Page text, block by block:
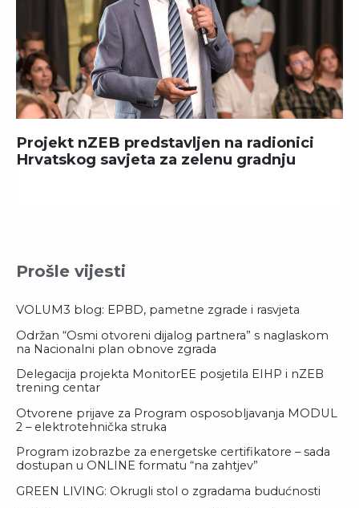
Projekt nZEB predstavljen na radionici
Hrvatskog savjeta za zelenu gradnju
Prošle vijesti
VOLUM3 blog: EPBD, pametne zgrade i rasvjeta
Održan “Osmi otvoreni dijalog partnera” s naglaskom
na Nacionalni plan obnove zgrada
Delegacija projekta MonitorEE posjetila EIHP i nZEB
trening centar
Otvorene prijave za Program osposobljavanja MODUL
2 – elektrotehnička struka
Program izobrazbe za energetske certifikatore – sada
dostupan u ONLINE formatu “na zahtjev”
GREEN LIVING: Okrugli stol o zgradama budućnosti